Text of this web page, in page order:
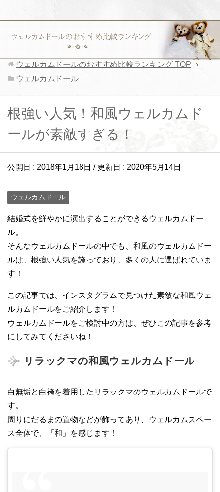
ウェルカムドールのおすすめ比較ランキング TOP
ウェルカムドール
根強い人気！和風ウェルカムド
ールが素敵すぎる！
公開日 : 2018年1月18日 / 更新日 : 2020年5月14日
ウェルカムドール
結婚式を鮮やかに演出することができるウェルカムドー
ル。
そんなウェルカムドールの中でも、和風のウェルカムドー
ルは、根強い人気を誇っており、多くの人に選ばれていま
す！
この記事では、インスタグラムで見つけた素敵な和風ウェ
ルカムドールをご紹介します！
ウェルカムドールをご検討中の方は、ぜひこの記事を参考
にしてみてくださいね！
リラックマの和風ウェルカムドール
白無垢と白袴を着用したリラックマのウェルカムドールで
す。
周りにだるまの置物などが飾ってあり、ウェルカムスペー
ス全体で、「和」を感じます！